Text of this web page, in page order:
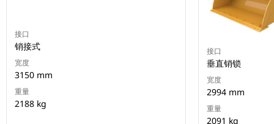
接口
销接式
宽度
3150 mm
重量
2188 kg
接口
垂直销锁
宽度
2994 mm
重量
2091 kg